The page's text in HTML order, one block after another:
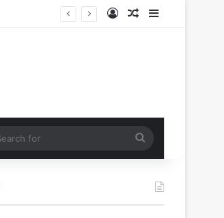
Log InRandom Article
Sidebar
for